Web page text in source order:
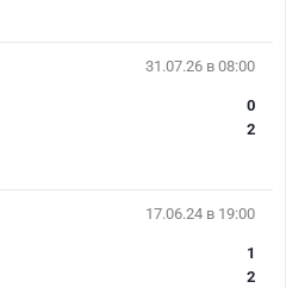
31.07.26 в 08:00
0
2
17.06.24 в 19:00
1
2